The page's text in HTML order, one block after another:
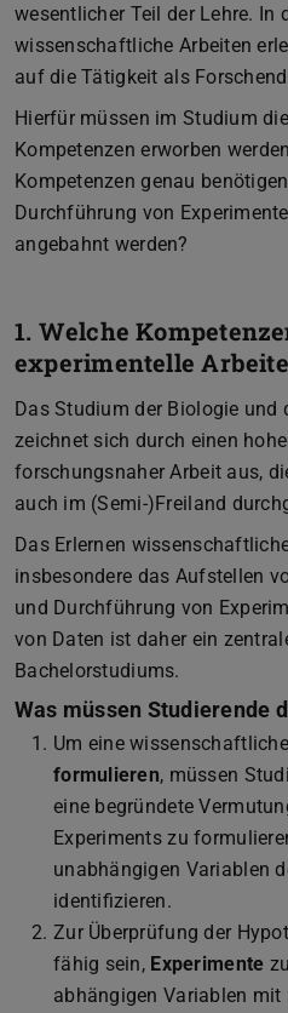
wesentlicher Teil der Lehre. In
wissenschaftliche Arbeiten
auf die Tätigkeit als
Hierfür müssen im Studium
Kompetenzen erworben
Kompetenzen genau
Durchführung von
angebahnt werden?
1. Welche
experimentelle
Das Studium der Biologie und
zeichnet sich durch einen
forschungsnaher Arbeit aus,
auch im (Semi-)Freiland
Das Erlernen
insbesondere das Aufstellen
und Durchführung von
von Daten ist daher ein
Bachelorstudiums.
Was müssen Studierende
Um eine wissenschaftliche
formulieren, müssen
eine begründete
Experiments zu
unabhängigen Variablen
identifizieren.
Zur Überprüfung der
fähig sein, Experimente zu
abhängigen Variablen mit